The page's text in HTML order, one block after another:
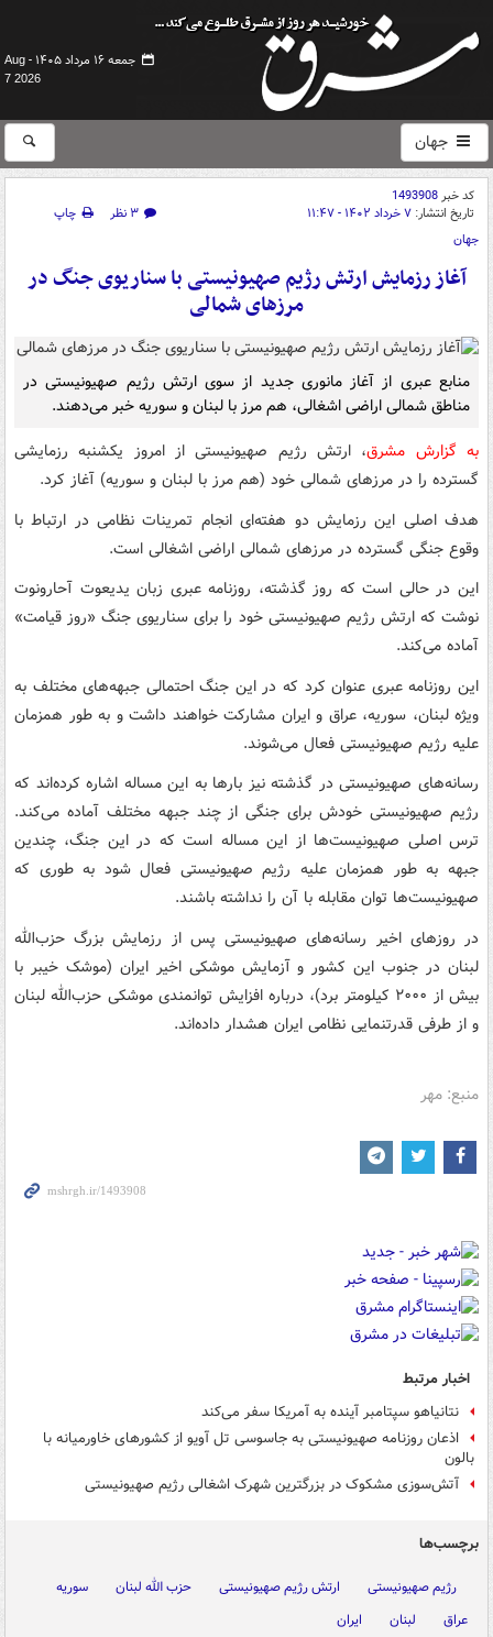
جمعه ۱۶ مرداد ۱۴۰۵ -
Aug
7 2026
جهان
کد خبر1493908
تاریخ انتشار: ۷ خرداد ۱۴۰۲ - ۱۱:۴۷ ۳ نظر
چاپ
جهان
آغاز رزمایش ارتش رژیم صهیونیستی با سناریوی جنگ در
مرزهای شمالی
منابع عبری از آغاز مانوری جدید از سوی ارتش رژیم صهیونیستی در
مناطق شمالی اراضی اشغالی، هم مرز با لبنان و سوریه خبر می‌دهند.
به گزارش مشرق، ارتش رژیم صهیونیستی از امروز یکشنبه رزمایشی
گسترده را در مرزهای شمالی خود (هم مرز با لبنان و سوریه) آغاز کرد.
هدف اصلی این رزمایش دو هفته‌ای انجام تمرینات نظامی در ارتباط با
وقوع جنگی گسترده در مرزهای شمالی اراضی اشغالی است.
این در حالی است که روز گذشته، روزنامه عبری زبان یدیعوت آحارونوت
نوشت که ارتش رژیم صهیونیستی خود را برای سناریوی جنگ «روز قیامت»
آماده می‌کند.
این روزنامه عبری عنوان کرد که در این جنگ احتمالی جبهه‌های مختلف به
ویژه لبنان، سوریه، عراق و ایران مشارکت خواهند داشت و به طور همزمان
علیه رژیم صهیونیستی فعال می‌شوند.
رسانه‌های صهیونیستی در گذشته نیز بارها به این مساله اشاره کرده‌اند که
رژیم صهیونیستی خودش برای جنگی از چند جبهه مختلف آماده می‌کند.
ترس اصلی صهیونیست‌ها از این مساله است که در این جنگ، چندین
جبهه به طور همزمان علیه رژیم صهیونیستی فعال شود به طوری که
صهیونیست‌ها توان مقابله با آن را نداشته باشند.
در روزهای اخیر رسانه‌های صهیونیستی پس از رزمایش بزرگ حزب‌الله
لبنان در جنوب این کشور و آزمایش موشکی اخیر ایران (موشک خیبر با
بیش از ۲۰۰۰ کیلومتر برد)، درباره افزایش توانمندی موشکی حزب‌الله لبنان
و از طرفی قدرتنمایی نظامی ایران هشدار داده‌اند.
منبع: مهر
اخبار مرتبط
نتانیاهو سپتامبر آینده به آمریکا سفر می‌کند
اذعان روزنامه صهیونیستی به جاسوسی تل آویو از کشورهای خاورمیانه با
بالون
آتش‌سوزی مشکوک در بزرگترین شهرک اشغالی رژیم صهیونیستی
برچسب‌ها
رژیم صهیونیستی ارتش رژیم صهیونیستی حزب الله لبنان
سوریه
عراق
لبنان ایران